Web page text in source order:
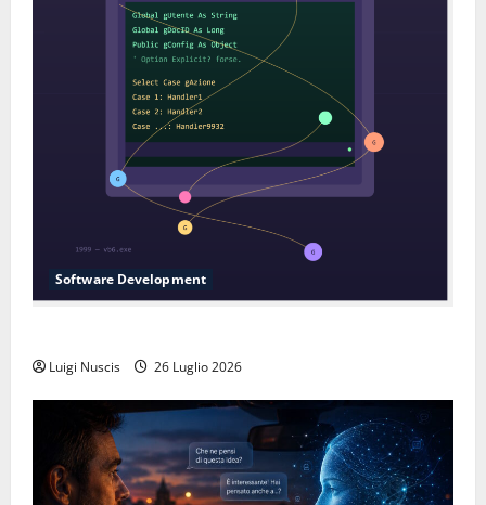
Software Development
Luigi Nuscis 26 Luglio 2026